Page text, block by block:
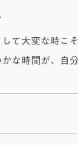
て大変な時こ
な時間が、自